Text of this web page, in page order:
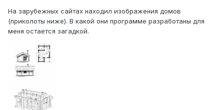
На зарубежных сайтах находил изображения домов
(приколоты ниже). В какой они программе разработаны для
меня остается загадкой.